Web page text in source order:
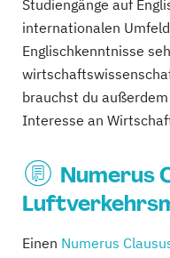
Studiengänge auf
internationalen
Englischkenntnisse
brauchst du
Interesse an
Numerus
Einen Numerus